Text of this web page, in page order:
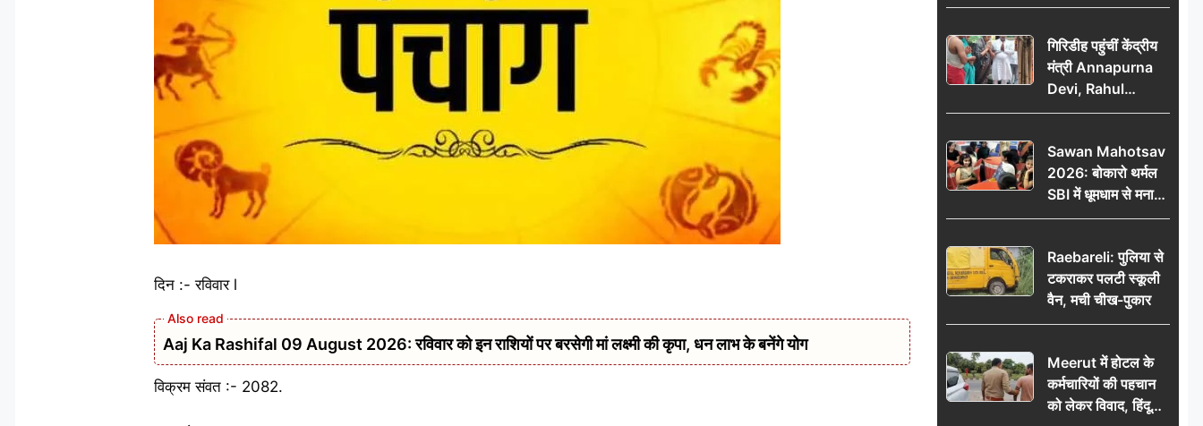
दिन :- रविवार l
Aaj Ka Rashifal 09 August 2026: रविवार को इन राशियों पर बरसेगी मां लक्ष्मी की कृपा, धन लाभ के बनेंगे योग
विक्रम संवत :- 2082.
एकादशी का व्रत, जानें
और शुभ समय
गिरिडीह पहुंचीं केंद्रीय
मंत्री Annapurna
Devi, Rahul
Gandhi पर साधा
आंदोलन को लेकर
सरकार पर हमला
Sawan Mahotsav
2026: बोकारो थर्मल
SBI में धूमधाम से मना
सावन महोत्सव
Raebareli: पुलिया से
टकराकर पलटी स्कूली
वैन, मची चीख-पुकार
Meerut में होटल के
कर्मचारियों की पहचान
को लेकर विवाद, हिंदू